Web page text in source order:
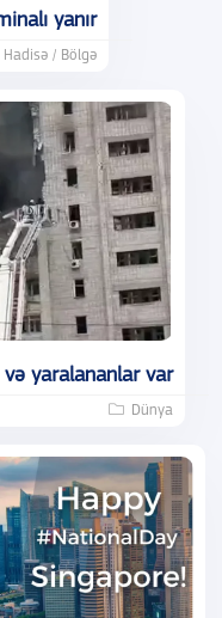
yanır
Hadisə / Bölgə
və yaralananlar var
Dünya